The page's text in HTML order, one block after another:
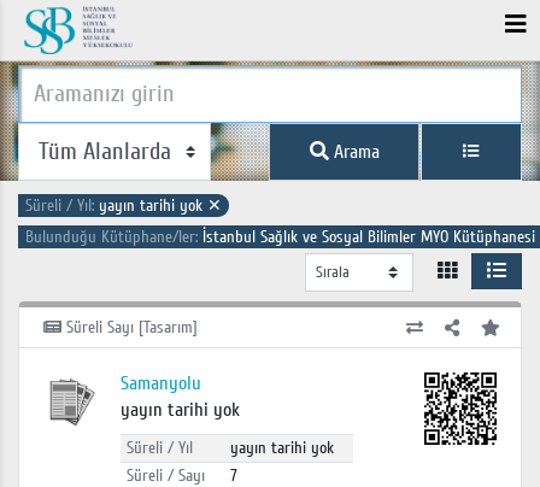
Arama
Süreli / Yıl: yayın tarihi yok ✕
Bulunduğu Kütüphane/ler: İstanbul Sağlık ve Sosyal Bilimler MYO Kütüphanesi
Süreli Sayı [Tasarım]
Samanyolu
yayın tarihi yok
Süreli / Yıl
yayın tarihi yok
Süreli / Sayı
7